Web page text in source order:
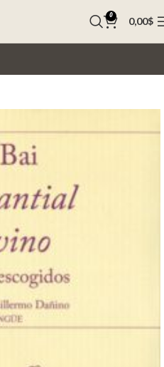
0 0,00$